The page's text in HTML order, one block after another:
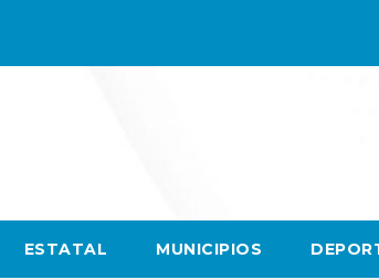
ESTATAL MUNICIPIOS